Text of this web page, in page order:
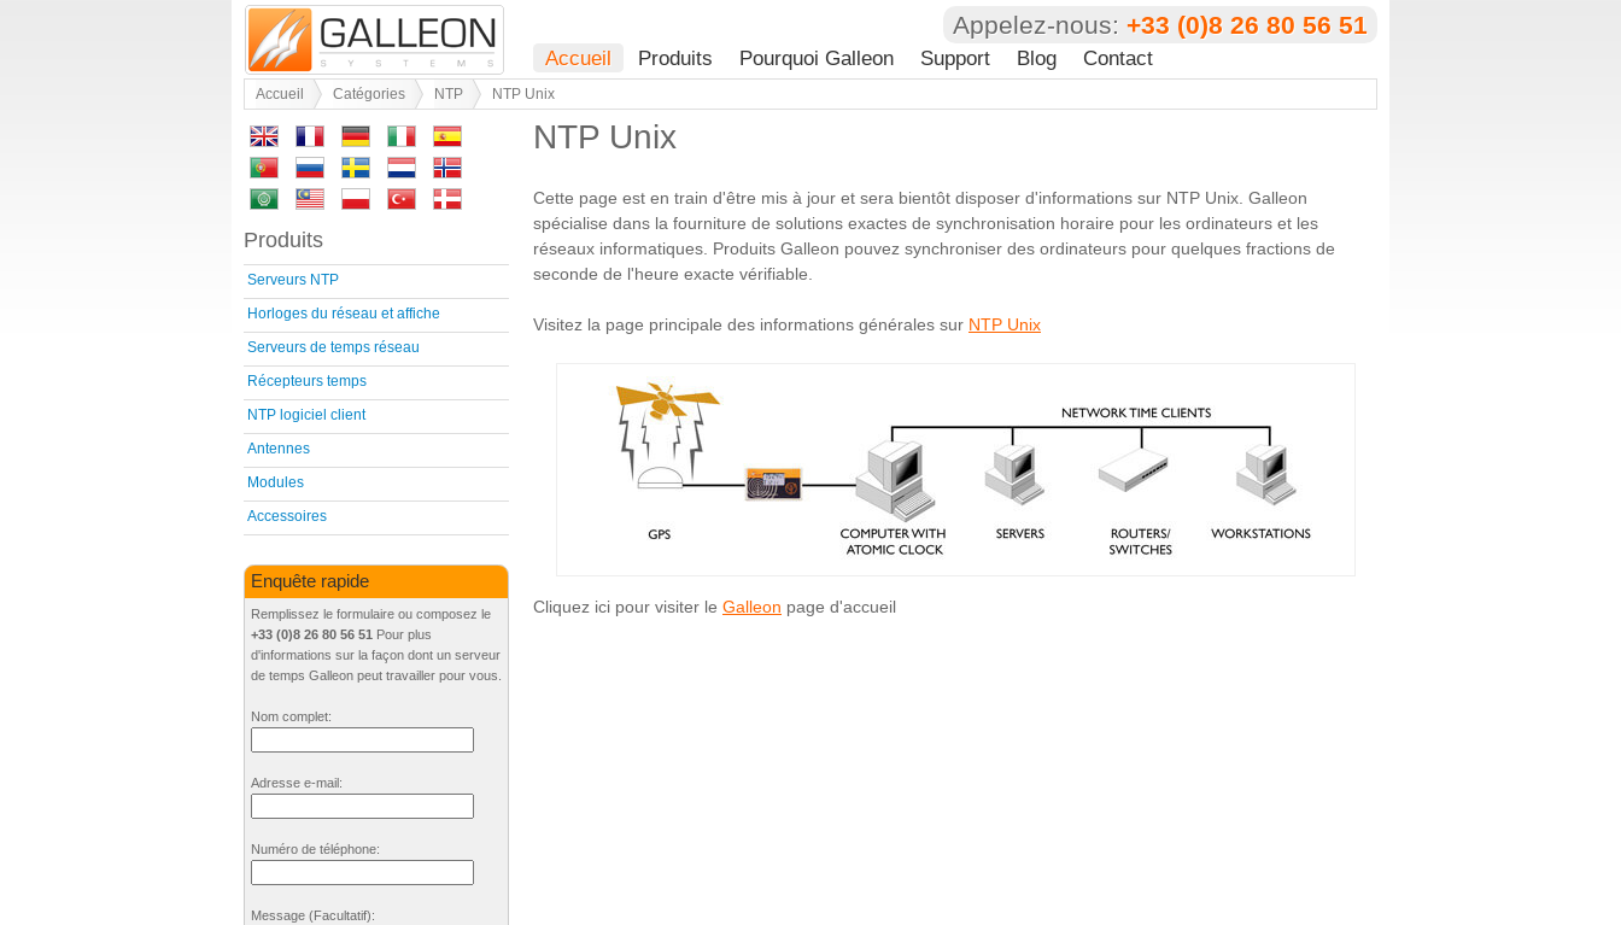
Appelez-nous: +33 (0)8 26 80 56 51
Accueil Produits Pourquoi Galleon Support Blog Contact
Accueil Catégories NTP NTP Unix
NTP Unix
Cette page est en train d'être mis à jour et sera bientôt disposer d'informations sur NTP Unix. Galleon
spécialise dans la fourniture de solutions exactes de synchronisation horaire pour les ordinateurs et les
réseaux informatiques. Produits Galleon pouvez synchroniser des ordinateurs pour quelques fractions de
seconde de l'heure exacte vérifiable.
Visitez la page principale des informations générales sur NTP Unix
Cliquez ici pour visiter le Galleon page d'accueil
Produits
Serveurs NTP
Horloges du réseau et affiche
Serveurs de temps réseau
Récepteurs temps
NTP logiciel client
Antennes
Modules
Accessoires
Enquête rapide
Remplissez le formulaire ou composez le
+33 (0)8 26 80 56 51 Pour plus
d'informations sur la façon dont un serveur
de temps Galleon peut travailler pour vous.
Nom complet:
Adresse e-mail:
Numéro de téléphone:
Message (Facultatif):